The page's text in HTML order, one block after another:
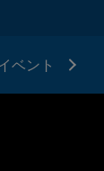
ベント